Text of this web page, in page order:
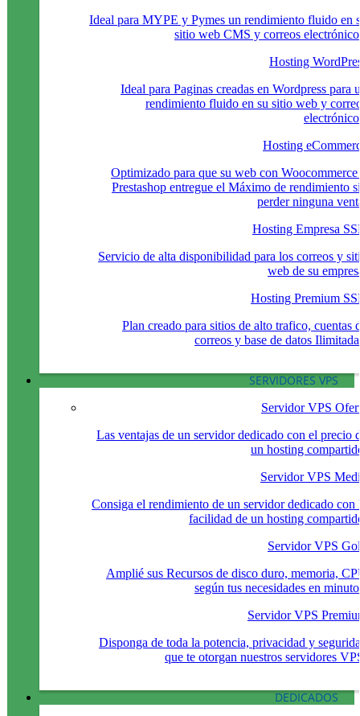
Ideal para MYPE y Pymes un rendimiento fluido en
sitio web CMS y correos
Hosting
Ideal para Paginas creadas en Wordpress para
rendimiento fluido en su sitio web y
Hosting
Optimizado para que su web con Woocommerce
Prestashop entregue el Máximo de rendimiento
perder ninguna
Hosting Empresa
Servicio de alta disponibilidad para los correos y
web de su
Hosting Premium
Plan creado para sitios de alto trafico, cuentas
correos y base de datos
SERVIDORES VPS
Servidor VPS
Las ventajas de un servidor dedicado con el precio
un hosting
Servidor VPS
Consiga el rendimiento de un servidor dedicado con
facilidad de un hosting
Servidor VPS
Amplié sus Recursos de disco duro, memoria,
según tus necesidades en
Servidor VPS
Disponga de toda la potencia, privacidad y
que te otorgan nuestros servidores
DEDICADOS